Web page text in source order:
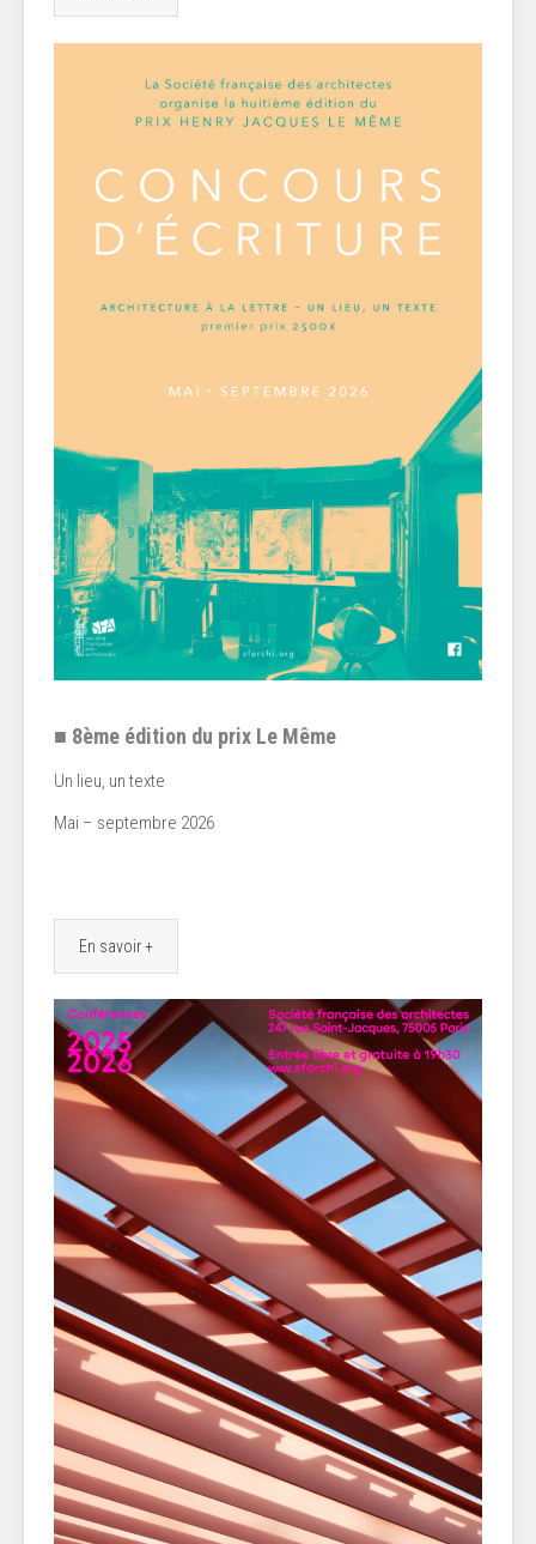
■ 8ème édition du prix Le Même
Un lieu, un texte
Mai – septembre 2026
En savoir +